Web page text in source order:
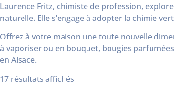
Laurence Fritz, chimiste de profession,
naturelle. Elle s’engage à adopter la chimie
Offrez à votre maison une toute nouvelle
à vaporiser ou en bouquet, bougies
en Alsace.
17 résultats affichés